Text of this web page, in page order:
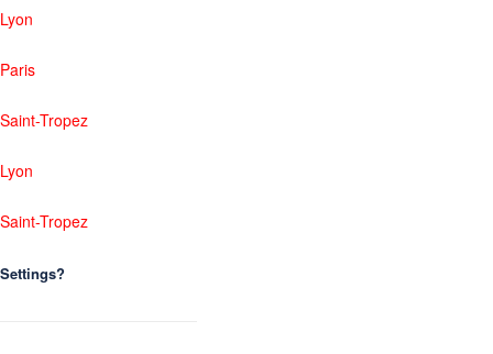
Lyon
Paris
Saint-Tropez
Lyon
Saint-Tropez
Settings?